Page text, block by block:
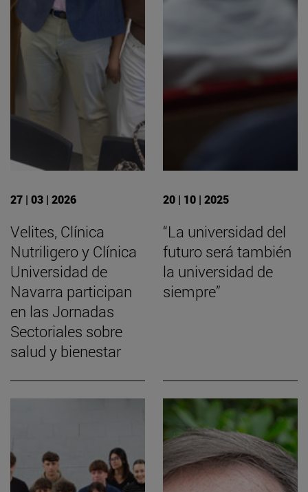
27 | 03 | 2026
Velites, Clínica
Nutriligero y Clínica
Universidad de
Navarra participan
en las Jornadas
Sectoriales sobre
salud y bienestar
20 | 10 | 2025
“La universidad del
futuro será también
la universidad de
siempre”